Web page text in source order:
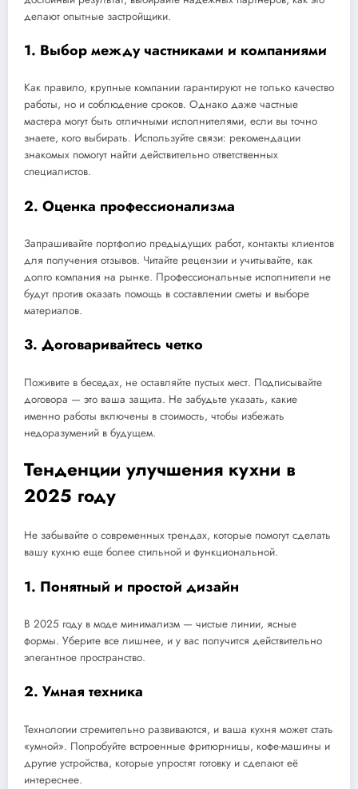
делают опытные застройщики.
1. Выбор между частниками и компаниями
Как правило, крупные компании гарантируют не только качество
работы, но и соблюдение сроков. Однако даже частные
мастера могут быть отличными исполнителями, если вы точно
знаете, кого выбирать. Используйте связи: рекомендации
знакомых помогут найти действительно ответственных
специалистов.
2. Оценка профессионализма
Запрашивайте портфолио предыдущих работ, контакты клиентов
для получения отзывов. Читайте рецензии и учитывайте, как
долго компания на рынке. Профессиональные исполнители не
будут против оказать помощь в составлении сметы и выборе
материалов.
3. Договаривайтесь четко
Поживите в беседах, не оставляйте пустых мест. Подписывайте
договора — это ваша защита. Не забудьте указать, какие
именно работы включены в стоимость, чтобы избежать
недоразумений в будущем.
Тенденции улучшения кухни в
2025 году
Не забывайте о современных трендах, которые помогут сделать
вашу кухню еще более стильной и функциональной.
1. Понятный и простой дизайн
В 2025 году в моде минимализм — чистые линии, ясные
формы. Уберите все лишнее, и у вас получится действительно
элегантное пространство.
2. Умная техника
Технологии стремительно развиваются, и ваша кухня может стать
«умной». Попробуйте встроенные фритюрницы, кофе-машины и
другие устройства, которые упростят готовку и сделают её
интереснее.